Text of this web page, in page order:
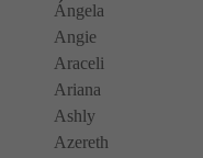
Ángela
Angie
Araceli
Ariana
Ashly
Azereth